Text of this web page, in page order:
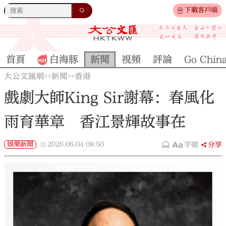
下載客戶端
首頁 白海豚 新聞 視頻 評論 Go
大公文匯網>>新聞>>香港
戲劇大師King Sir謝幕：春風化
雨育華章 香江景輝故事在
娛樂新聞 2026.06.04 08:50 字號 分享